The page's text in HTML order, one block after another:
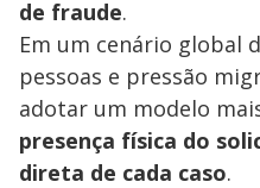
de fraude.
Em um cenário global
pessoas e pressão
adotar um modelo
presença física do
direta de cada caso.